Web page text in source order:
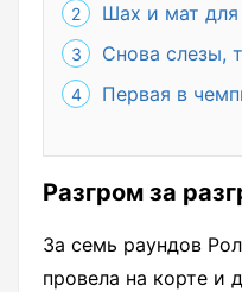
Шах и мат для
Снова слезы,
Первая в
Разгром за
За семь раундов
провела на корте и